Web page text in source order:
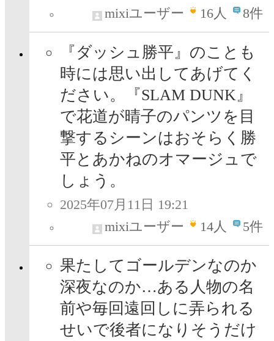
mixiユーザー
16人 8件
『ダッシュ勝平』のことも
時には思い出してあげてく
ださい。『SLAM DUNK』
で花道が晴子のパンツを目
撃するシーンはおそらく勝
平とあかねのオマージュで
しょう。
2025年07月11日 19:21
mixiユーザー
14人 5件
果たしてゴールデンなのか
深夜なのか…ある人物の名
前や毎回遠回しに弄られる
せいで後者になりそうだけ